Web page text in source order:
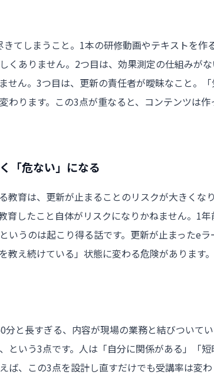
てしまうこと。1本の研修動画やテキストを作
くありません。2つ目は、効果測定の仕組みがな
せん。3つ目は、更新の責任者が曖昧なこと。「
わります。この3点が重なると、コンテンツは作
「危ない」になる
教育は、更新が止まることのリスクが大きくな
育したこと自体がリスクになりかねません。1年
うのは起こり得る話です。更新が止まったeラ
え続けている」状態に変わる危険があります。
と長すぎる、内容が現場の業務と結びついて
という3点です。人は「自分に関係がある」「短
ば、この3点を設計し直すだけでも受講率は変わ